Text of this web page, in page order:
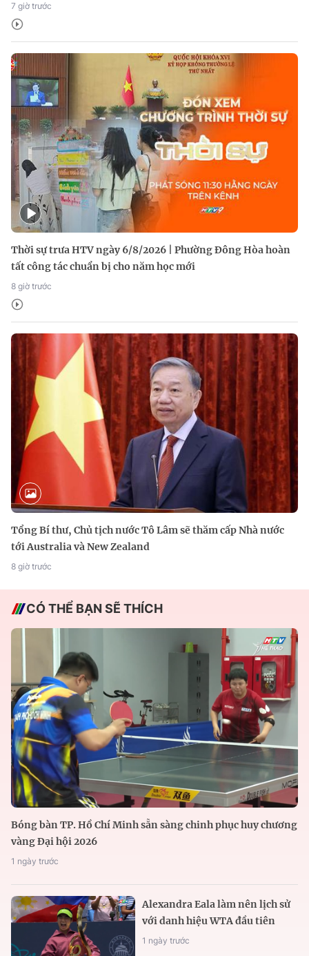
7 giờ trước
Thời sự trưa HTV ngày 6/8/2026 | Phường Đông Hòa hoàn
tất công tác chuẩn bị cho năm học mới
8 giờ trước
Tổng Bí thư, Chủ tịch nước Tô Lâm sẽ thăm cấp Nhà nước
tới Australia và New Zealand
8 giờ trước
CÓ THỂ BẠN SẼ THÍCH
Bóng bàn TP. Hồ Chí Minh sẵn sàng chinh phục huy chương
vàng Đại hội 2026
1 ngày trước
Alexandra Eala làm nên lịch sử
với danh hiệu WTA đầu tiên
1 ngày trước